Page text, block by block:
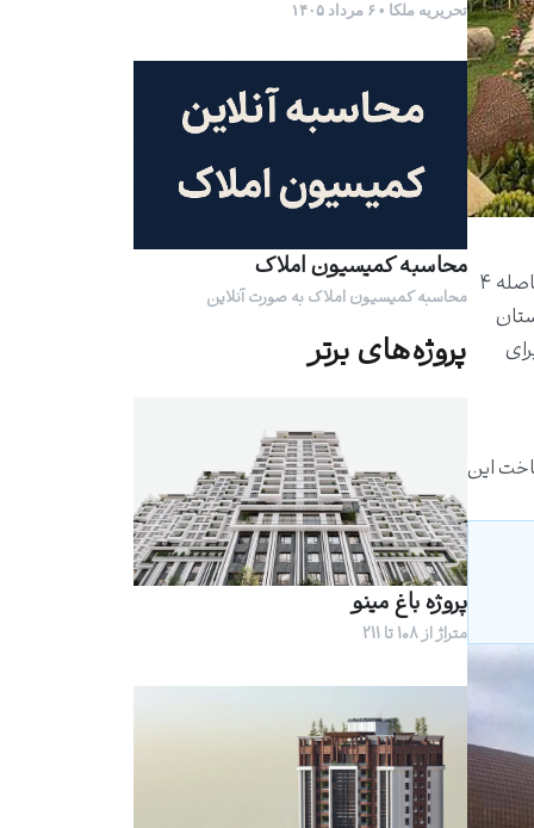
واقع شده است. این هتل در مسیر ماسال به شاندرمن و در فاصله ۴
شالوار و در ۱۰۰۰ متری کوهستان
و ظرفیت ۱۴۸ تخت می‌باشد. ساخت این
تحریریه ملکا • ۶ مرداد ۱۴۰۵
محاسبه کمیسیون املاک
محاسبه کمیسیون املاک به صورت آنلاین
پروژه‌های برتر
پروژه باغ مینو
متراژ از 108 تا 211